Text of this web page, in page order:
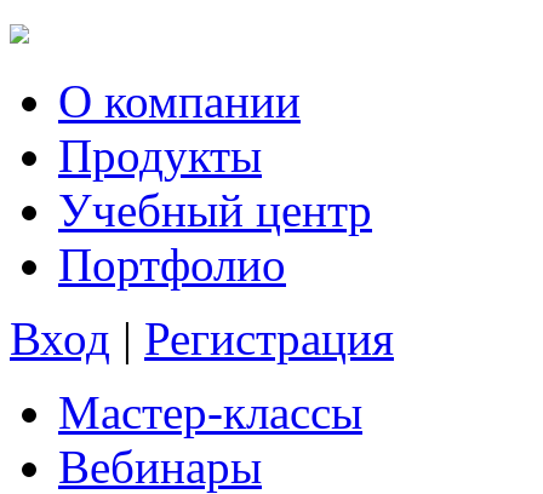
О компании
Продукты
Учебный центр
Портфолио
Вход | Регистрация
Мастер-классы
Вебинары